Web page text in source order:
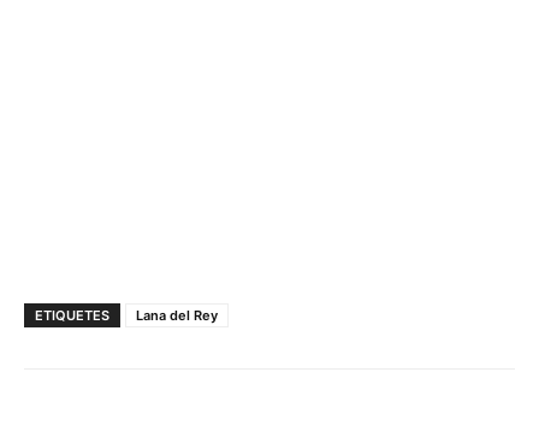
ETIQUETES Lana del Rey